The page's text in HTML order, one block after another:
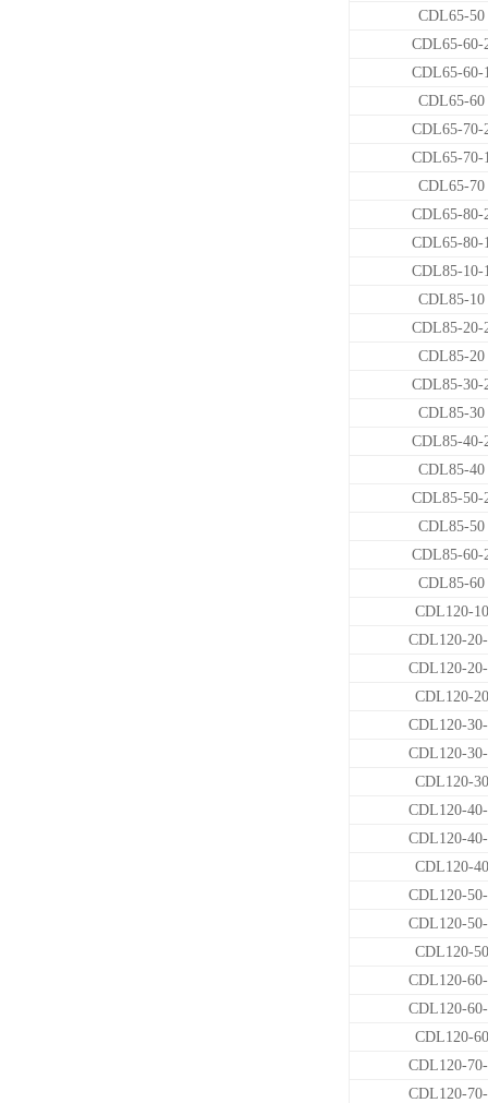
CDL65-50
CDL65-60-
CDL65-60-
CDL65-60
CDL65-70-
CDL65-70-
CDL65-70
CDL65-80-
CDL65-80-
CDL85-10-
CDL85-10
CDL85-20-
CDL85-20
CDL85-30-
CDL85-30
CDL85-40-
CDL85-40
CDL85-50-
CDL85-50
CDL85-60-
CDL85-60
CDL120-10
CDL120-
CDL120-
CDL120-20
CDL120-
CDL120-
CDL120-30
CDL120-
CDL120-
CDL120-40
CDL120-
CDL120-
CDL120-50
CDL120-
CDL120-
CDL120-60
CDL120-
CDL120-